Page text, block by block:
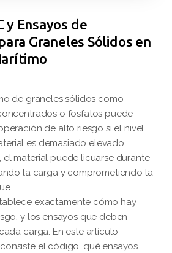
y Ensayos de
Graneles Sólidos en
de graneles sólidos como
o fosfatos puede
de alto riesgo si el nivel
es demasiado elevado.
el material puede licuarse durante
la carga y comprometiendo la
exactamente cómo hay
y los ensayos que deben
carga. En este artículo
el código, qué ensayos